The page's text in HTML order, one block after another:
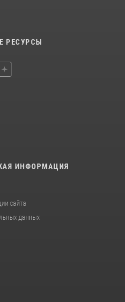
РЕСУРСЫ
ИНФОРМАЦИЯ
сайта
данных